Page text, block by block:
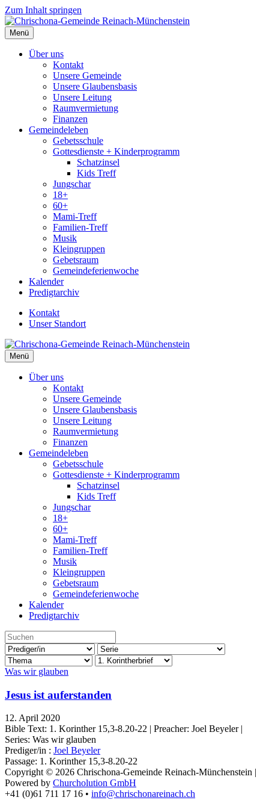
Zum Inhalt springen
Menü
Über uns
Kontakt
Unsere Gemeinde
Unsere Glaubensbasis
Unsere Leitung
Raumvermietung
Finanzen
Gemeindeleben
Gebetsschule
Gottesdienste + Kinderprogramm
Schatzinsel
Kids Treff
Jungschar
18+
60+
Mami-Treff
Familien-Treff
Musik
Kleingruppen
Gebetsraum
Gemeindeferienwoche
Kalender
Predigtarchiv
Kontakt
Unser Standort
Menü
Über uns
Kontakt
Unsere Gemeinde
Unsere Glaubensbasis
Unsere Leitung
Raumvermietung
Finanzen
Gemeindeleben
Gebetsschule
Gottesdienste + Kinderprogramm
Schatzinsel
Kids Treff
Jungschar
18+
60+
Mami-Treff
Familien-Treff
Musik
Kleingruppen
Gebetsraum
Gemeindeferienwoche
Kalender
Predigtarchiv
Was wir glauben
Jesus ist auferstanden
12. April 2020
Bible Text: 1. Korinther 15,3-8.20-22 | Preacher: Joel Beyeler |
Series: Was wir glauben
Prediger/in : Joel Beyeler
Passage: 1. Korinther 15,3-8.20-22
Copyright © 2026 Chrischona-Gemeinde Reinach-Münchenstein |
Powered by Churcholution GmbH
+41 (0)61 711 17 16 • info@chrischonareinach.ch